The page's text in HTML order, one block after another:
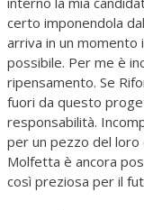
certo imponendola
arriva in un momento
possibile. Per me è
ripensamento. Se
fuori da questo
responsabilità.
per un pezzo del
Molfetta è ancora
così preziosa per il